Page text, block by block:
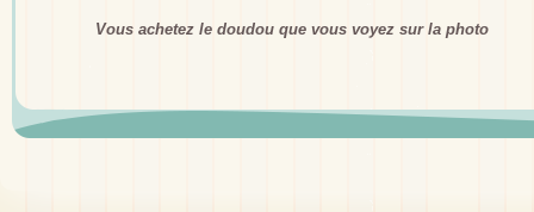
Vous achetez le doudou que vous voyez sur la photo